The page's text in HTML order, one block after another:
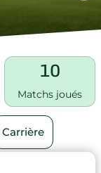
10
Matchs joués
Carrière